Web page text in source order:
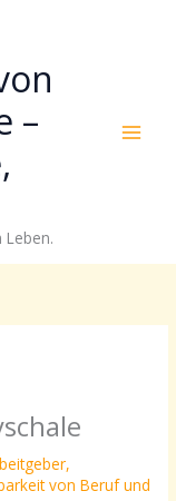
–
,
von Beruf und